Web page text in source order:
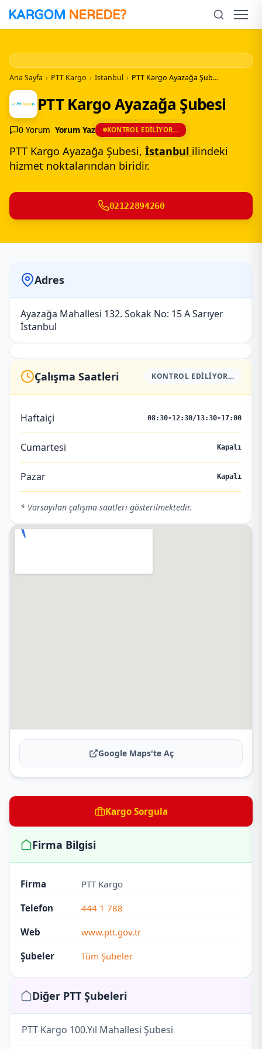
İçeriğe
Geç
Ana Sayfa › PTT Kargo › İstanbul › PTT Kargo Ayazağa Şubesi
PTT Kargo Ayazağa Şubesi
0 Yorum Yorum Yaz KONTROL EDILIYOR...
PTT Kargo Ayazağa Şubesi, İstanbul ilindeki
hizmet noktalarından biridir.
02122894260
Adres
Ayazağa Mahallesi 132. Sokak No: 15 A Sarıyer
İstanbul
Çalışma Saatleri KONTROL EDILIYOR...
Haftaiçi 08:30-12:30/13:30-17:00
Cumartesi Kapalı
Pazar Kapalı
* Varsayılan çalışma saatleri gösterilmektedir.
Google Maps'te Aç
Kargo Sorgula
Firma Bilgisi
Firma PTT Kargo
Telefon 444 1 788
Web www.ptt.gov.tr
Şubeler Tüm Şubeler
Diğer PTT Şubeleri
PTT Kargo 100.Yıl Mahallesi Şubesi